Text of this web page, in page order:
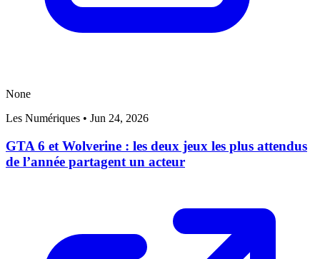
None
Les Numériques • Jun 24, 2026
GTA 6 et Wolverine : les deux jeux les plus attendus
de l’année partagent un acteur